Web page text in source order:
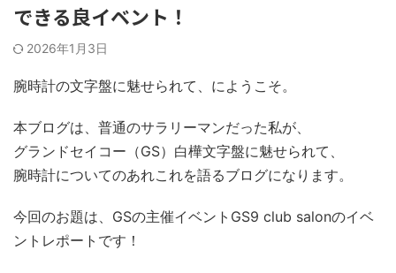
できる良イベント！
2026年1月3日
腕時計の文字盤に魅せられて、にようこそ。
本ブログは、普通のサラリーマンだった私が、
グランドセイコー（GS）白樺文字盤に魅せられて、
腕時計についてのあれこれを語るブログになります。
今回のお題は、GSの主催イベントGS9 club salonのイベ
ントレポートです！